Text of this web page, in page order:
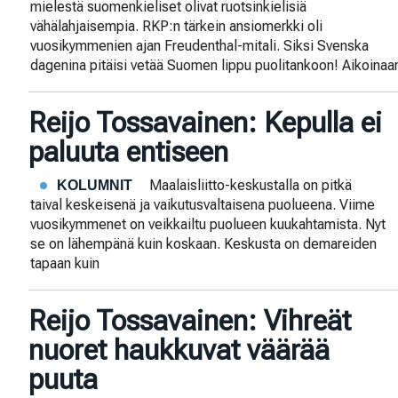
mielestä suomenkieliset olivat ruotsinkielisiä
vähälahjaisempia. RKP:n tärkein ansiomerkki oli
vuosikymmenien ajan Freudenthal-mitali. Siksi Svenska
dagenina pitäisi vetää Suomen lippu puolitankoon!
Reijo Tossavainen: Kepulla ei
paluuta entiseen
KOLUMNIT
Maalaisliitto-keskustalla on pitkä
taival keskeisenä ja vaikutusvaltaisena puolueena. Viime
vuosikymmenet on veikkailtu puolueen kuukahtamista. Nyt
se on lähempänä kuin koskaan. Keskusta on demareiden
tapaan kuin
Reijo Tossavainen: Vihreät
nuoret haukkuvat väärää
puuta